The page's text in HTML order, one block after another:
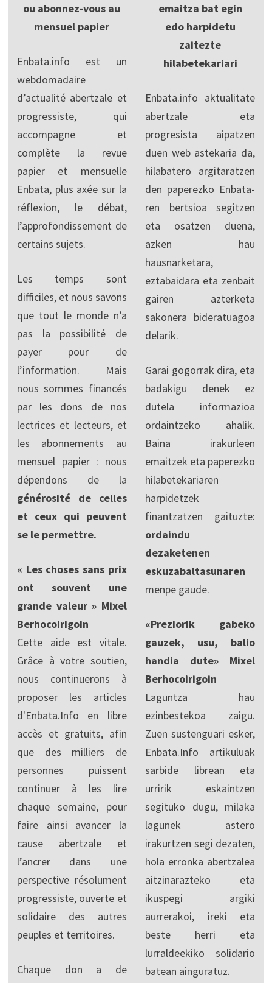
ou abonnez-vous au
mensuel papier
Enbata.info est un
webdomadaire
d’actualité abertzale et
progressiste, qui
accompagne et
complète la revue
papier et mensuelle
Enbata, plus axée sur la
réflexion, le débat,
l’approfondissement de
certains sujets.
Les temps sont
difficiles, et nous savons
que tout le monde n’a
pas la possibilité de
payer pour de
l’information. Mais
nous sommes financés
par les dons de nos
lectrices et lecteurs, et
les abonnements au
mensuel papier : nous
dépendons de la
générosité de celles
et ceux qui peuvent
se le permettre.
« Les choses sans prix
ont souvent une
grande valeur » Mixel
Berhocoirigoin
Cette aide est vitale.
Grâce à votre soutien,
nous continuerons à
proposer les articles
d'Enbata.Info en libre
accès et gratuits, afin
que des milliers de
personnes puissent
continuer à les lire
chaque semaine, pour
faire ainsi avancer la
cause abertzale et
l’ancrer dans une
perspective résolument
progressiste, ouverte et
solidaire des autres
peuples et territoires.
Chaque don a de
emaitza bat egin
edo harpidetu
zaitezte
hilabetekariari
Enbata.info aktualitate
abertzale eta
progresista aipatzen
duen web astekaria da,
hilabatero argitaratzen
den paperezko Enbata-
ren bertsioa segitzen
eta osatzen duena,
azken hau
hausnarketara,
eztabaidara eta zenbait
gairen azterketa
sakonera bideratuagoa
delarik.
Garai gogorrak dira, eta
badakigu denek ez
dutela informazioa
ordaintzeko ahalik.
Baina irakurleen
emaitzek eta paperezko
hilabetekariaren
harpidetzek
finantzatzen gaituzte:
ordaindu
dezaketenen
eskuzabaltasunaren
menpe gaude.
«Preziorik gabeko
gauzek, usu, balio
handia dute» Mixel
Berhocoirigoin
Laguntza hau
ezinbestekoa zaigu.
Zuen sustenguari esker,
Enbata.Info artikuluak
sarbide librean eta
urririk eskaintzen
segituko dugu, milaka
lagunek astero
irakurtzen segi dezaten,
hola erronka abertzalea
aitzinarazteko eta
ikuspegi argiki
aurrerakoi, ireki eta
beste herri eta
lurraldeekiko solidario
batean ainguratuz.